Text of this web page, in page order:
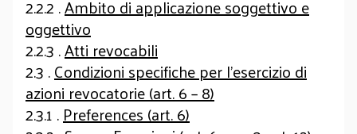
2.2.2 .Ambito di applicazione soggettivo e
oggettivo
2.2.3 .Atti revocabili
2.3 .Condizioni specifiche per l’esercizio di
azioni revocatorie (art. 6 – 8)
2.3.1 .Preferences (art. 6)